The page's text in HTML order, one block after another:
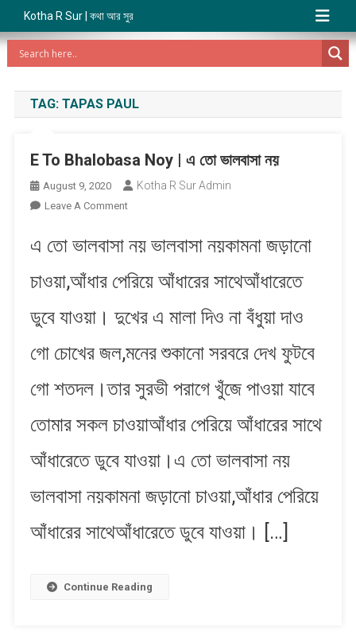
Kotha R Sur | কথা আর সুর
TAG: TAPAS PAUL
E To Bhalobasa Noy | এ তো ভালবাসা ন​য়
August 9, 2020 Kotha R Sur Admin
Leave A CommentOn
To
Noy
এ
ভালবাসা
য়
এ তো ভালবাসা ন​য় ভালবাসা ন​য়​কামনা জ​ড়ানো
চাওয়া,আঁধার পেরিয়ে আঁধারের সাথেআঁধারেতে
ডুবে যাওয়া। দুখের এ মালা দিও না বঁধুয়া দাও
গো চোখের জল​,মনের শুকানো সরবরে দেখ ফুটবে
গো শতদল​।তার সুরভী পরাগে খুঁজে পাওয়া যাবে
তোমার সকল চাওয়াআঁধার পেরিয়ে আঁধারের সাথে
আঁধারেতে ডুবে যাওয়া।এ তো ভালবাসা ন​য়
ভালবাসা ন​য়​কামনা জ​ড়ানো চাওয়া,আঁধার পেরিয়ে
আঁধারের সাথেআঁধারেতে ডুবে যাওয়া। […]
Continue Reading